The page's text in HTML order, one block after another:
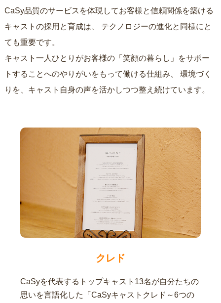
CaSy品質のサービスを体現してお客様と信頼関係を築ける
キャストの採用と育成は、
ても重要です。
キャスト一人ひとりがお客様の「笑顔の暮らし」をサポー
トすることへのやりがいをもって働ける仕組み、
りを、キャスト自身の声を活かしつつ整え続けています。
クレド
CaSyを代表するトップキャスト13名が自分たちの
思いを言語化した「CaSyキャストクレド～6つの